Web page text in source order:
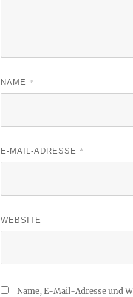
NAME *
E-MAIL-ADRESSE *
WEBSITE
Name, E-Mail-Adresse und